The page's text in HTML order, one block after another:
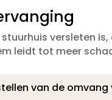
versleten
leidt tot meer
van de omvang